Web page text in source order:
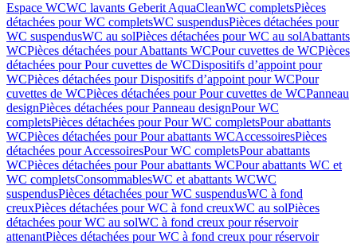
Espace WCWC lavants Geberit AquaCleanWC completsPièces
détachées pour WC completsWC suspendusPièces détachées pour
WC suspendusWC au solPièces détachées pour WC au solAbattants
WCPièces détachées pour Abattants WCPour cuvettes de WCPièces
détachées pour Pour cuvettes de WCDispositifs d’appoint pour
WCPièces détachées pour Dispositifs d’appoint pour WCPour
cuvettes de WCPièces détachées pour Pour cuvettes de WCPanneau
designPièces détachées pour Panneau designPour WC
completsPièces détachées pour Pour WC completsPour abattants
WCPièces détachées pour Pour abattants WCAccessoiresPièces
détachées pour AccessoiresPour WC completsPour abattants
WCPièces détachées pour Pour abattants WCPour abattants WC et
WC completsConsommablesWC et abattants WCWC
suspendusPièces détachées pour WC suspendusWC à fond
creuxPièces détachées pour WC à fond creuxWC au solPièces
détachées pour WC au solWC à fond creux pour réservoir
attenantPièces détachées pour WC à fond creux pour réservoir